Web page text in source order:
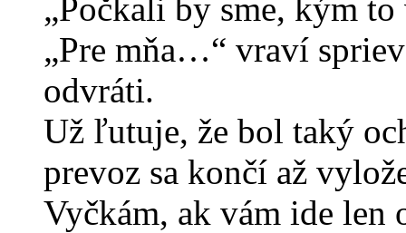
„Počkali by sme, kým
„Pre mňa…“ vraví
odvráti.
Už ľutuje, že bol taký
prevoz sa končí až
Vyčkám, ak vám ide len